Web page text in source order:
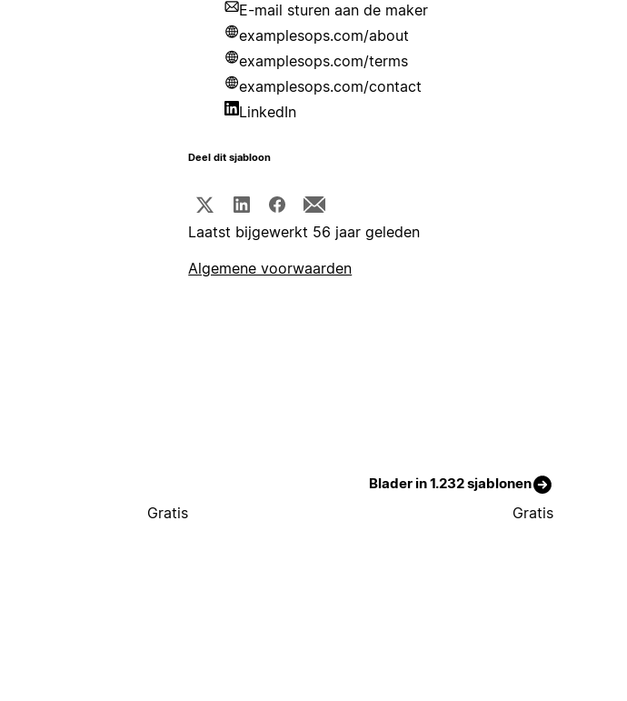
E-mail sturen aan de maker
examplesops.com/about
examplesops.com/terms
examplesops.com/contact
LinkedIn
Deel dit sjabloon
Laatst bijgewerkt 56 jaar geleden
Algemene voorwaarden
Blader in 1.232 sjablonen
Gratis Gratis